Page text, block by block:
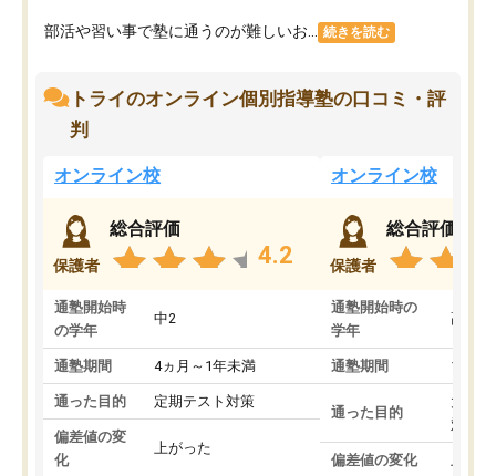
部活や習い事で塾に通うのが難しいお... 続きを読む
トライのオンライン個別指導塾の口コミ・評
判
オンライン校
保護者
総合評価
4.2
通塾開始時
の学年
中2
通塾期間 4ヵ月～1年未満
通った目的 定期テスト対策
偏差値の変
化
上がった
オンライン校
保護者
総合評価
通塾開始時の
学年
高3
通塾期間 1～3
通った目的
大学
対策
偏差値の変化